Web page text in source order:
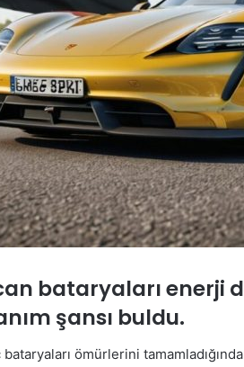
bataryaları enerji
şansı buldu.
ömürlerini